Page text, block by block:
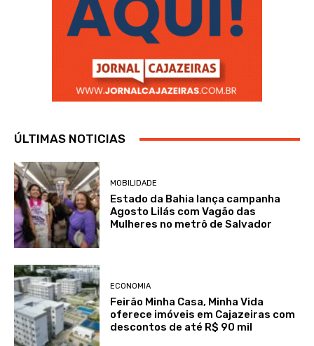
ÚLTIMAS NOTICIAS
MOBILIDADE
Estado da Bahia lança campanha
Agosto Lilás com Vagão das
Mulheres no metrô de Salvador
ECONOMIA
Feirão Minha Casa, Minha Vida
oferece imóveis em Cajazeiras com
descontos de até R$ 90 mil